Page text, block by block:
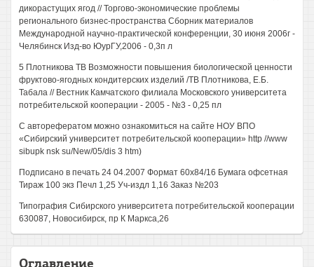
дикорастущих ягод // Торгово-экономические проблемы
регионального бизнес-пространства Сборник материалов
Международной научно-практической конференции, 30 июня 2006г -
Челябинск Изд-во ЮурГУ,2006 - 0,3п л
5 Плотникова ТВ Возможности повышения биологической ценности
фруктово-ягодных кондитерских изделий /ТВ Плотникова, Е.Б.
Табала // Вестник Камчатского филиала Московского университета
потребительской кооперации - 2005 - №3 - 0,25 пл
С авторефератом можно ознакомиться на сайте НОУ ВПО
«Сибирский университет потребительской кооперации» http //www
sibupk nsk su/New/05/dis 3 htm)
Подписано в печать 24 04.2007 Формат 60x84/16 Бумага офсетная
Тираж 100 экз Печл 1,25 Уч-издл 1,16 Заказ №203
Типография Сибирского университета потребительской кооперации
630087, Новосибирск, пр К Маркса,26
Оглавление